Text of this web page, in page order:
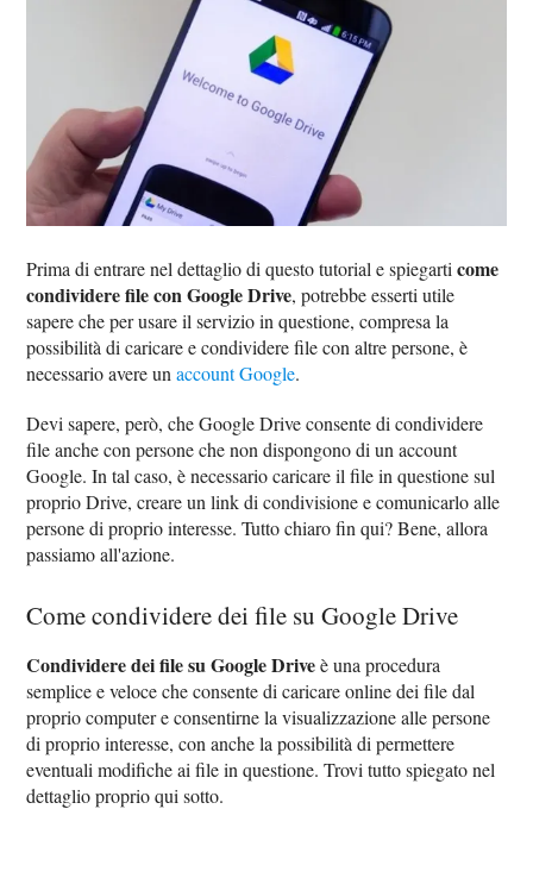
Prima di entrare nel dettaglio di questo tutorial e spiegarticome
condividere file con Google Drive, potrebbe esserti utile
sapere che per usare il servizio in questione, compresa la
possibilità di caricare e condividere file con altre persone, è
necessario avere unaccount Google.
Devi sapere, però, che Google Drive consente di condividere
file anche con persone che non dispongono di un account
Google. In tal caso, è necessario caricare il file in questione sul
proprio Drive, creare un link di condivisione e comunicarlo alle
persone di proprio interesse. Tutto chiaro fin qui? Bene, allora
passiamo all'azione.
Come condividere dei file su Google Drive
Condividere dei file su Google Driveè una procedura
semplice e veloce che consente di caricare online dei file dal
proprio computer e consentirne la visualizzazione alle persone
di proprio interesse, con anche la possibilità di permettere
eventuali modifiche ai file in questione. Trovi tutto spiegato nel
dettaglio proprio qui sotto.